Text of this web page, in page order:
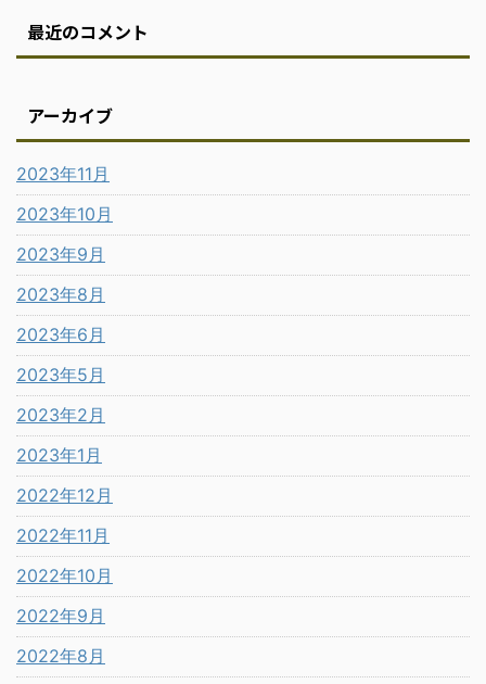
最近のコメント
アーカイブ
2023年11月
2023年10月
2023年9月
2023年8月
2023年6月
2023年5月
2023年2月
2023年1月
2022年12月
2022年11月
2022年10月
2022年9月
2022年8月